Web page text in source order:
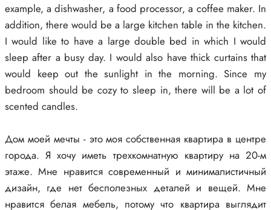
example, a dishwasher, a food processor, a coffee maker. In
addition, there would be a large kitchen table in the kitchen.
I would like to have a large double bed in which I would
sleep after a busy day. I would also have thick curtains that
would keep out the sunlight in the morning. Since my
bedroom should be cozy to sleep in, there will be a lot of
scented candles.
Дом моей мечты - это моя собственная квартира в центре
города. Я хочу иметь трехкомнатную квартиру на 20-м
этаже. Мне нравится современный и минималистичный
дизайн, где нет бесполезных деталей и вещей. Мне
нравится белая мебель, потому что квартира выглядит